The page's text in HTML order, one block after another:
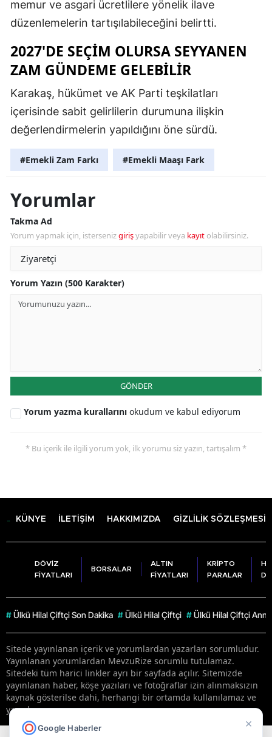
×
Google Haberler
memur ve asgari ücretlilere yönelik ilave
düzenlemelerin tartışılabileceğini belirtti.
2027'DE SEÇİM OLURSA SEYYANEN
ZAM GÜNDEME GELEBİLİR
Karakaş, hükümet ve AK Parti teşkilatları
içerisinde sabit gelirlilerin durumuna ilişkin
değerlendirmelerin yapıldığını öne sürdü.
#Emekli Zam Farkı #Emekli Maaşı Fark
Yorumlar
Takma Ad
Yorum yapmak için, istersenizgirişyapabilir veya kayıt olabilirsiniz.
Yorum Yazın (500 Karakter)
GÖNDER
Yorum yazma kurallarını okudum ve kabul ediyorum
* Bu içerik ile ilgili yorum yok, ilk yorumu siz yazın, tartışalım *
KÜNYE İLETİŞİM HAKKIMIZDA GİZLİLİK SÖZLEŞMESİ
DÖVİZ
FİYATLARI
BORSALAR
ALTIN
FİYATLARI
KRİPTO
PARALAR
# Ülkü Hilal Çiftçi Son Dakika # Ülkü Hilal Çiftçi # Ülkü Hilal Çiftçi
Sitede yayınlanan içerik ve yorumlardan yazarları sorumludur.
Yayınlanan yorumlardan MevzuRize sorumlu tutulamaz.
Sitedeki tüm harici linkler ayrı bir sayfada açılır. Sitemizde
yayınlanan haber, köşe yazıları ve fotoğraflar izin alınmaksızın
kaynak gösterilse dahi, herhangi bir ortamda kullanılamaz ve
yayınlanamaz